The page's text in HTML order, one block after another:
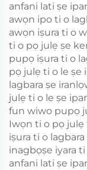
anfani lati ṣe
awọn ipo ti o
awọn iṣura ti o
ti o pọ julẹ ṣe
pupọ iṣura ti o
pọ julẹ ti o le ṣe
lagbara ṣe
julẹ ti o le ṣe
fun wiwo pupọ
Iwọn ti o pọ julẹ
iṣura ti o
inagbọṣe iyara
anfani lati ṣe